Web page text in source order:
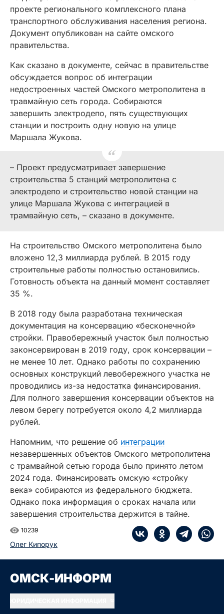
проекте регионального комплексного плана
транспортного обслуживания населения региона.
Документ опубликован на сайте омского
правительства.
Как сказано в документе, сейчас в правительстве
обсуждается вопрос об интеграции
недостроенных частей Омского метрополитена в
травмайную сеть города. Собираются
завершить электродепо, пять существующих
станции и построить одну новую на улице
Маршала Жукова.
– Проект предусматривает завершение
строительства 5 станций метрополитена с
электродепо и строительство новой станции на
улице Маршала Жукова с интеграцией в
трамвайную сеть, – сказано в документе.
На строительство Омского метрополитена было
вложено 12,3 миллиарда рублей. В 2015 году
строительные работы полностью остановились.
Готовность объекта на данный момент составляет
35 %.
В 2018 году была разработана техническая
документация на консервацию «бесконечной»
стройки. Правобережный участок был полностью
законсервирован в 2019 году, срок консервации –
не менее 10 лет. Однако работы по сохранению
основных конструкций левобережного участка не
проводились из-за недостатка финансирования.
Для полного завершения консервации объектов на
левом берегу потребуется около 4,2 миллиарда
рублей.
Напомним, что решение об интеграции
незавершенных объектов Омского метрополитена
с трамвайной сетью города было принято летом
2024 года. Финансировать омскую «стройку
века» собираются из федерального бюджета.
Однако пока информация о сроках начала или
завершения строительства держится в тайне.
10239
Олег Кипорук
ОМСК-ИНФОРМ